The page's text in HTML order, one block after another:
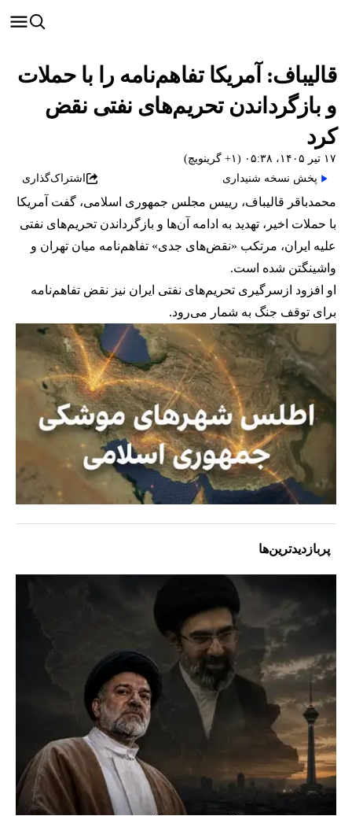
قالیباف: آمریکا تفاهم‌نامه را با حملات
و بازگرداندن تحریم‌های نفتی نقض
کرد
۱۷ تیر ۱۴۰۵، ۰۵:۳۸ (‎+۱ گرینویچ)
پخش نسخه شنیداری
اشتراک‌گذاری
محمدباقر قالیباف، رییس مجلس جمهوری اسلامی، گفت آمریکا
با حملات اخیر، تهدید به ادامه آن‌ها و بازگرداندن تحریم‌های نفتی
علیه ایران، مرتکب «نقض‌های جدی» تفاهم‌نامه میان تهران و
واشینگتن شده است.
او افزود ازسرگیری تحریم‌های نفتی ایران نیز نقض تفاهم‌نامه
برای توقف جنگ به شمار می‌رود.
پربازدیدترین‌ها